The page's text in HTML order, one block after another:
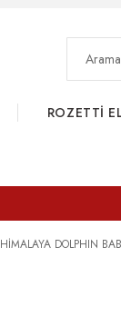
ROZETTİ
HİMALAYA DOLPHIN